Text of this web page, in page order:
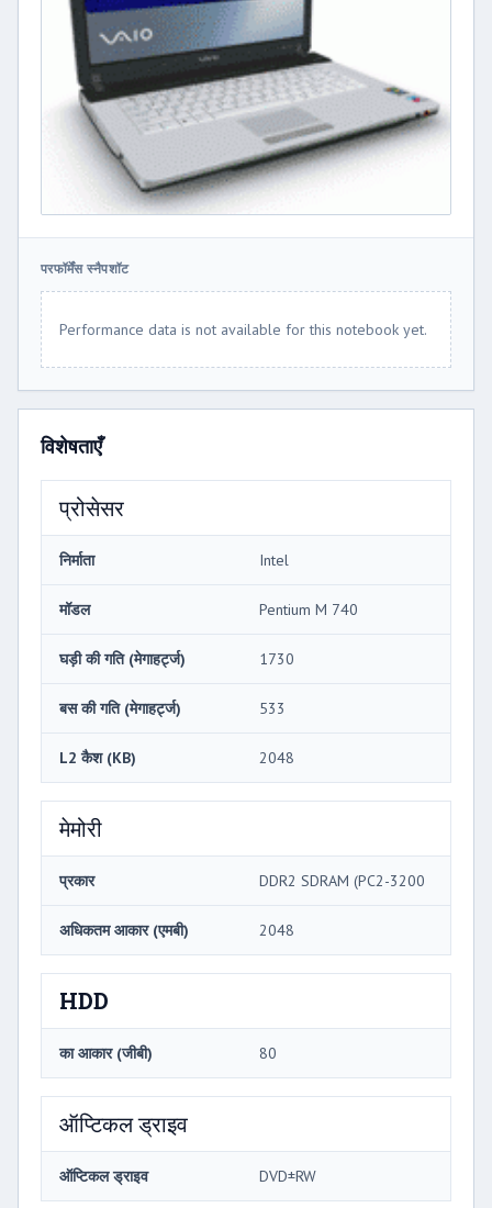
परफॉर्मेंस स्नैपशॉट
Performance data is not available for this notebook yet.
विशेषताएँ
प्रोसेसर
निर्माता Intel
मॉडल Pentium M 740
घड़ी की गति (मेगाहर्ट्ज) 1730
बस की गति (मेगाहर्ट्ज) 533
L2 कैश (KB) 2048
मेमोरी
प्रकार DDR2 SDRAM (PC2-3200
अधिकतम आकार (एमबी) 2048
HDD
का आकार (जीबी) 80
ऑप्टिकल ड्राइव
ऑप्टिकल ड्राइव DVD±RW